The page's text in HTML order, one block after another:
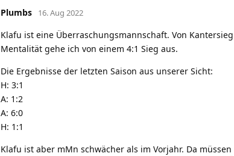
Plumbs 16. Aug 2022
Klafu ist eine Überraschungsmannschaft. Von
Mentalität gehe ich von einem 4:1 Sieg aus.
Die Ergebnisse der letzten Saison aus unserer Sicht:
H: 3:1
A: 1:2
A: 6:0
H: 1:1
Klafu ist aber mMn schwächer als im Vorjahr. Da